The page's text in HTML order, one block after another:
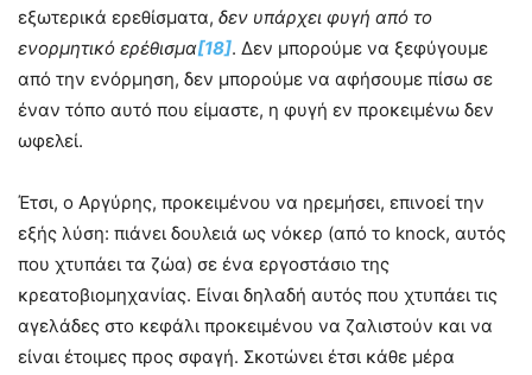
εξωτερικά ερεθίσματα, δεν υπάρχει φυγή από το
ενορμητικό ερέθισμα[18]. Δεν μπορούμε να ξεφύγουμε
από την ενόρμηση, δεν μπορούμε να αφήσουμε πίσω σε
έναν τόπο αυτό που είμαστε, η φυγή εν προκειμένω δεν
ωφελεί.
Έτσι, ο Αργύρης, προκειμένου να ηρεμήσει, επινοεί την
εξής λύση: πιάνει δουλειά ως νόκερ (από το knock, αυτός
που χτυπάει τα ζώα) σε ένα εργοστάσιο της
κρεατοβιομηχανίας. Είναι δηλαδή αυτός που χτυπάει τις
αγελάδες στο κεφάλι προκειμένου να ζαλιστούν και να
είναι έτοιμες προς σφαγή. Σκοτώνει έτσι κάθε μέρα